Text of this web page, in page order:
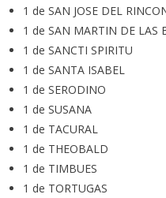
1 de SAN JOSE DEL
1 de SAN MARTIN DE LAS
1 de SANCTI SPIRITU
1 de SANTA ISABEL
1 de SERODINO
1 de SUSANA
1 de TACURAL
1 de THEOBALD
1 de TIMBUES
1 de TORTUGAS